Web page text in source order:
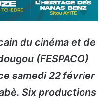
du cinéma et de
(FESPACO)
samedi 22 février
Six productions